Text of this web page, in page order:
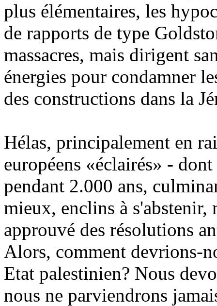
plus élémentaires, les
de rapports de type
massacres, mais dirigent
énergies pour condamner
des constructions dans la
Hélas, principalement en
européens «éclairés» -
pendant 2.000 ans,
mieux, enclins à s'abstenir,
approuvé des résolutions
Alors, comment devrions-
Etat palestinien? Nous
nous ne parviendrons